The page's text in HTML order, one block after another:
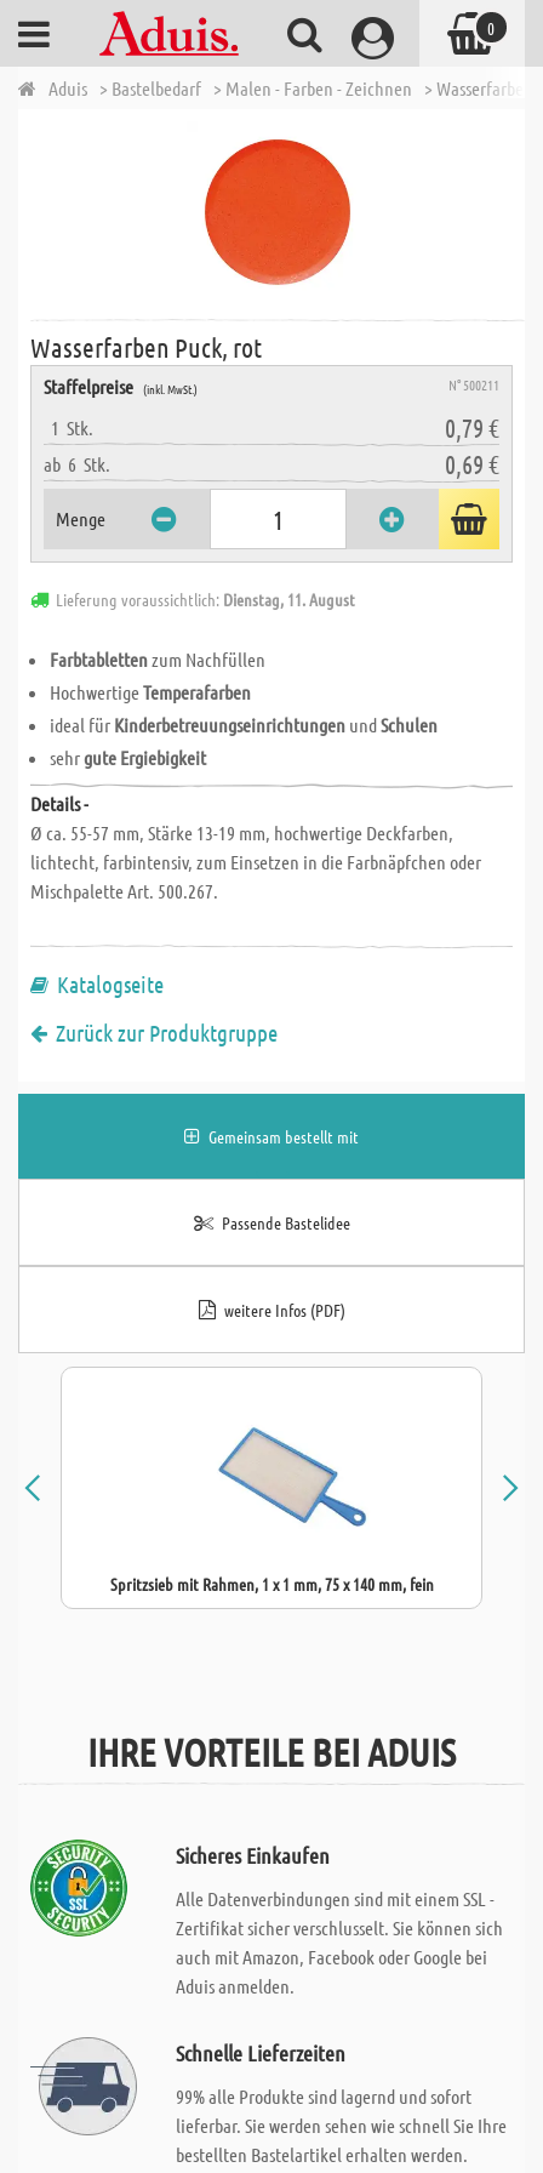
Aduis > Bastelbedarf > Malen - Farben - Zeichnen > Wasserfarben
Wasserfarben Puck, rot
Staffelpreise (inkl. MwSt.) N° 500211
1 Stk. 0,79 €
ab 6 Stk. 0,69 €
Menge
Lieferung voraussichtlich: Dienstag, 11. August
Farbtablettenzum Nachfüllen
HochwertigeTemperafarben
ideal für Kinderbetreuungseinrichtungen undSchulen
sehrgute Ergiebigkeit
Details -
Ø ca. 55-57 mm, Stärke 13-19 mm, hochwertige Deckfarben,
lichtecht, farbintensiv, zum Einsetzen in die Farbnäpfchen oder
Mischpalette Art. 500.267.
Katalogseite
Zurück zur Produktgruppe
Gemeinsam bestellt mit
Passende Bastelidee
weitere Infos (PDF)
Spritzsieb mit Rahmen, 1 x 1 mm, 75 x 140 mm, fein
IHRE VORTEILE BEI ADUIS
Sicheres Einkaufen
Alle Datenverbindungen sind mit einem SSL -
Zertifikat sicher verschlusselt. Sie können sich
auch mit Amazon, Facebook oder Google bei
Aduis anmelden.
Schnelle Lieferzeiten
99% alle Produkte sind lagernd und sofort
lieferbar. Sie werden sehen wie schnell Sie Ihre
bestellten Bastelartikel erhalten werden.
0